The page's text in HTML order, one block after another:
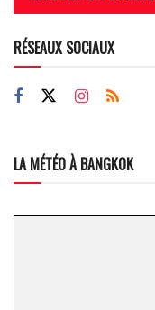
RÉSEAUX SOCIAUX
LA MÉTÉO À BANGKOK